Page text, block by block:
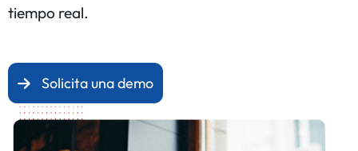
tiempo real.
Solicita una demo